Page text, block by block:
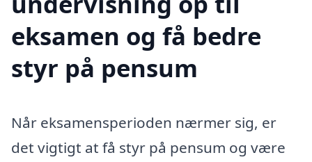
eksamen og få bedre
styr på pensum
Når eksamensperioden nærmer sig, er
det vigtigt at få styr på pensum og være